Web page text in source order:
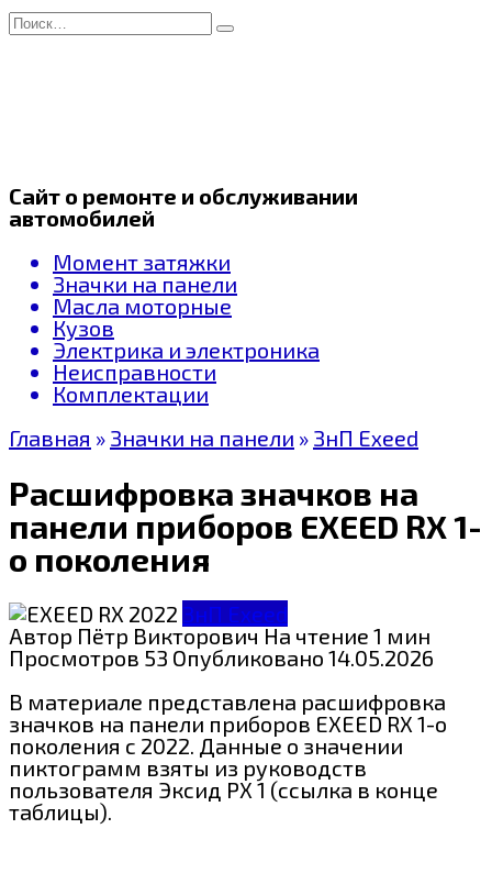
Перейти
к
Search
for:
Сайт о ремонте и обслуживании
автомобилей
Момент затяжки
Значки на панели
Масла моторные
Кузов
Электрика и электроника
Неисправности
Комплектации
Главная » Значки на панели » ЗнП Exeed
Расшифровка значков на
панели приборов EXEED RX 1-
о поколения
ЗнП Exeed
Автор Пётр ВикторовичНа чтение 1 мин
Просмотров 53 Опубликовано 14.05.2026
В материале представлена расшифровка
значков на панели приборов EXEED RX 1-о
поколения с 2022. Данные о значении
пиктограмм взяты из руководств
пользователя Эксид РХ 1 (ссылка в конце
таблицы).